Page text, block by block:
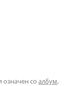
означен со албум,